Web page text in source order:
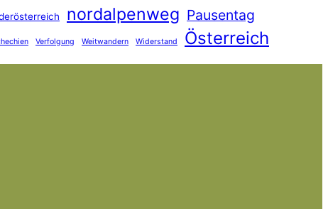
nordalpenweg Pausentag
Verfolgung Weitwandern Widerstand Österreich